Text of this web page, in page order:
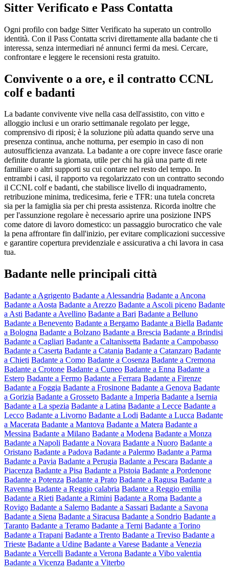
Sitter Verificato e Pass Contatta
Ogni profilo con badge Sitter Verificato ha superato un controllo
identità. Con il Pass Contatta scrivi direttamente alla badante che ti
interessa, senza intermediari né annunci fermi da mesi. Cercare,
confrontare e leggere le recensioni resta gratuito.
Convivente o a ore, e il contratto CCNL
colf e badanti
La badante convivente vive nella casa dell'assistito, con vitto e
alloggio inclusi e un orario settimanale regolato per legge,
comprensivo di riposi; è la soluzione più adatta quando serve una
presenza continua, anche notturna, per esempio in caso di non
autosufficienza avanzata. La badante a ore copre invece fasce orarie
definite durante la giornata, utile per chi ha già una parte di rete
familiare o altri supporti su cui contare nel resto del tempo. In
entrambi i casi, il rapporto va regolarizzato con un contratto secondo
il CCNL colf e badanti, che stabilisce livello di inquadramento,
retribuzione minima, tredicesima, ferie e TFR: una tutela concreta
sia per la famiglia sia per chi presta assistenza. Ricorda inoltre che
per l'assunzione regolare è necessario aprire una posizione INPS
come datore di lavoro domestico: un passaggio burocratico che vale
la pena affrontare fin dall'inizio, per evitare complicazioni successive
e garantire copertura previdenziale e assicurativa a chi lavora in casa
tua.
Badante nelle principali città
Badante a Agrigento Badante a Alessandria Badante a Ancona
Badante a Aosta Badante a Arezzo Badante a Ascoli piceno Badante
a Asti Badante a Avellino Badante a Bari Badante a Belluno
Badante a Benevento Badante a Bergamo Badante a Biella Badante
a Bologna Badante a Bolzano Badante a Brescia Badante a Brindisi
Badante a Cagliari Badante a Caltanissetta Badante a Campobasso
Badante a Caserta Badante a Catania Badante a Catanzaro Badante
a Chieti Badante a Como Badante a Cosenza Badante a Cremona
Badante a Crotone Badante a Cuneo Badante a Enna Badante a
Estero Badante a Fermo Badante a Ferrara Badante a Firenze
Badante a Foggia Badante a Frosinone Badante a Genova Badante
a Gorizia Badante a Grosseto Badante a Imperia Badante a Isernia
Badante a La spezia Badante a Latina Badante a Lecce Badante a
Lecco Badante a Livorno Badante a Lodi Badante a Lucca Badante
a Macerata Badante a Mantova Badante a Matera Badante a
Messina Badante a Milano Badante a Modena Badante a Monza
Badante a Napoli Badante a Novara Badante a Nuoro Badante a
Oristano Badante a Padova Badante a Palermo Badante a Parma
Badante a Pavia Badante a Perugia Badante a Pescara Badante a
Piacenza Badante a Pisa Badante a Pistoia Badante a Pordenone
Badante a Potenza Badante a Prato Badante a Ragusa Badante a
Ravenna Badante a Reggio calabria Badante a Reggio emilia
Badante a Rieti Badante a Rimini Badante a Roma Badante a
Rovigo Badante a Salerno Badante a Sassari Badante a Savona
Badante a Siena Badante a Siracusa Badante a Sondrio Badante a
Taranto Badante a Teramo Badante a Terni Badante a Torino
Badante a Trapani Badante a Trento Badante a Treviso Badante a
Trieste Badante a Udine Badante a Varese Badante a Venezia
Badante a Vercelli Badante a Verona Badante a Vibo valentia
Badante a Vicenza Badante a Viterbo